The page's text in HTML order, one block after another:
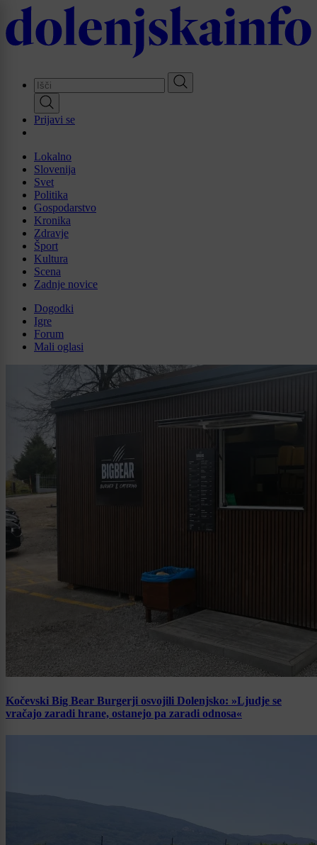
Skip
to
main
Prijavi se
Lokalno
Slovenija
Svet
Politika
Gospodarstvo
Kronika
Zdravje
Šport
Kultura
Scena
Zadnje novice
Dogodki
Igre
Forum
Mali oglasi
Kočevski Big Bear Burgerji osvojili Dolenjsko: »Ljudje se
vračajo zaradi hrane, ostanejo pa zaradi odnosa«